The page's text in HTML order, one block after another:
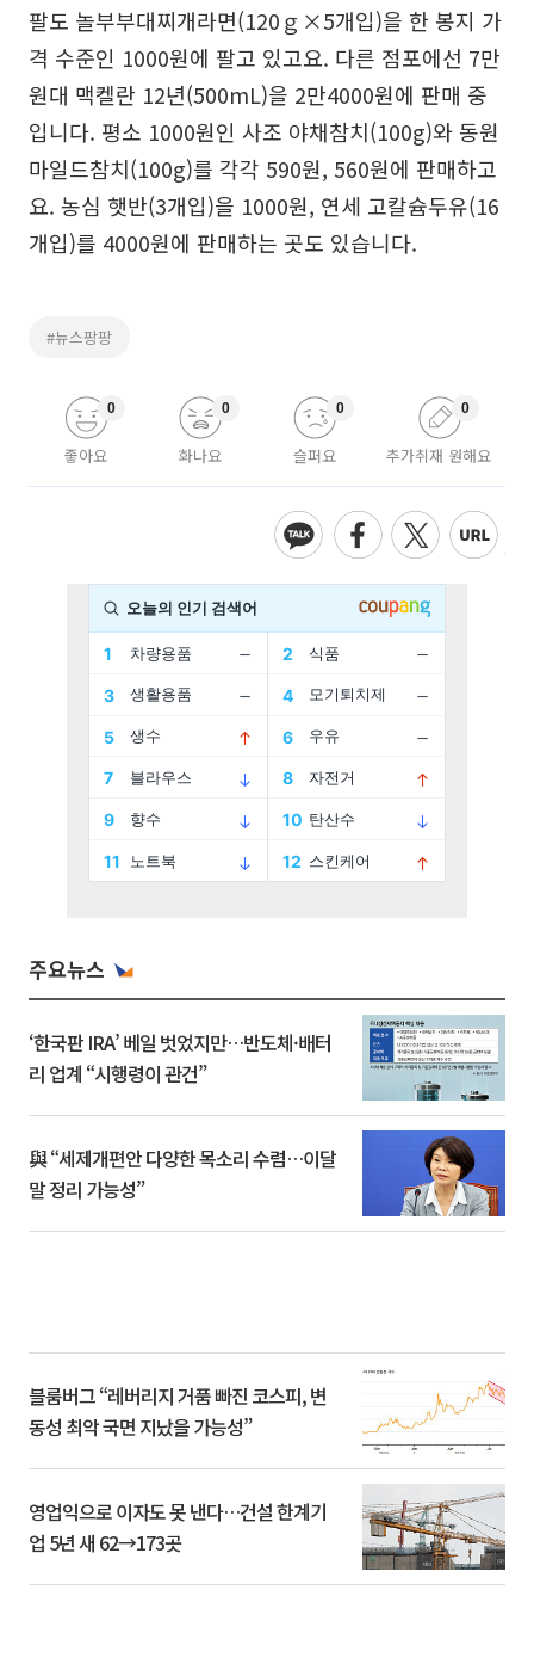
팔도 놀부부대찌개라면(120ｇ×5개입)을 한 봉지 가
격 수준인 1000원에 팔고 있고요. 다른 점포에선 7만
원대 맥켈란 12년(500mL)을 2만4000원에 판매 중
입니다. 평소 1000원인 사조 야채참치(100g)와 동원
마일드참치(100g)를 각각 590원, 560원에 판매하고
요. 농심 햇반(3개입)을 1000원, 연세 고칼슘두유(16
개입)를 4000원에 판매하는 곳도 있습니다.
#뉴스팡팡
좋아요
0
화나요
0
슬퍼요
0
추가취재 원해요
0
주요뉴스
‘한국판 IRA’ 베일 벗었지만…반도체·배터
리 업계 “시행령이 관건”
與 “세제개편안 다양한 목소리 수렴…이달
말 정리 가능성”
블룸버그 “레버리지 거품 빠진 코스피, 변
동성 최악 국면 지났을 가능성”
영업익으로 이자도 못 낸다…건설 한계기
업 5년 새 62→173곳